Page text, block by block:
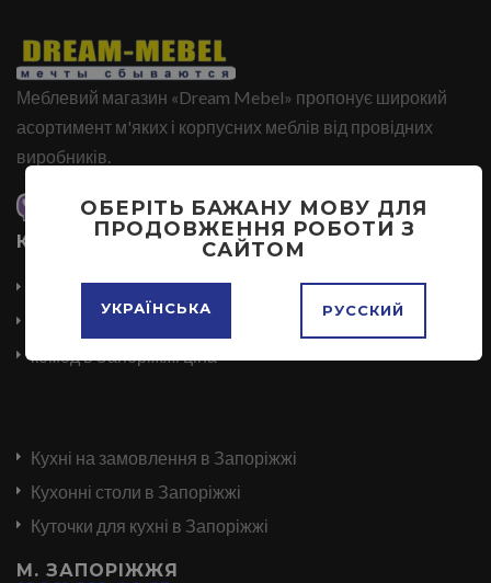
Меблевий магазин «Dream Mebel» пропонує широкий
асортимент м'яких і корпусних меблів від провідних
виробників.
КАТЕГОРІЇ
Купить диван в Запоріжжі
Шкаф купе в Запоріжжі
комод в Запоріжжі ціна
Кухні на замовлення в Запоріжжі
Кухонні столи в Запоріжжі
Куточки для кухні в Запоріжжі
М. ЗАПОРІЖЖЯ
ОБЕРІТЬ БАЖАНУ МОВУ ДЛЯ
ПРОДОВЖЕННЯ РОБОТИ З
САЙТОМ
УКРАЇНСЬКА РУССКИЙ